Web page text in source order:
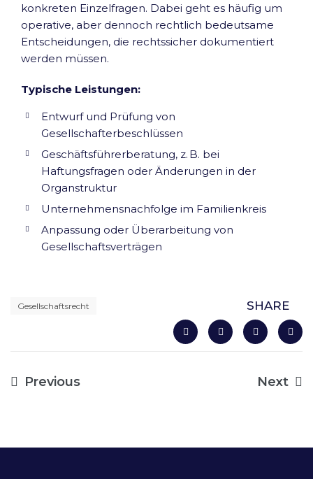
konkreten Einzelfragen. Dabei geht es häufig um
operative, aber dennoch rechtlich bedeutsame
Entscheidungen, die rechtssicher dokumentiert
werden müssen.
Typische Leistungen:
Entwurf und Prüfung von
Gesellschafterbeschlüssen
Geschäftsführerberatung, z. B. bei
Haftungsfragen oder Änderungen in der
Organstruktur
Unternehmensnachfolge im Familienkreis
Anpassung oder Überarbeitung von
Gesellschaftsverträgen
Gesellschaftsrecht SHARE
Beitragsnavigation
Previous Next